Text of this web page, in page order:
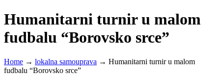
Humanitarni turnir u malom
fudbalu “Borovsko srce”
Home → lokalna samouprava → Humanitarni turnir u malom
fudbalu “Borovsko srce”